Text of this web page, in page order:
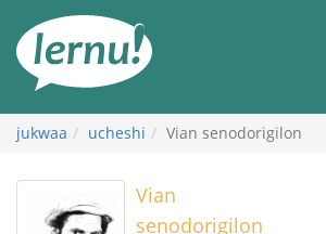
maudhui
jukwaa ucheshi Vian senodorigilon
Vian
senodorigilon